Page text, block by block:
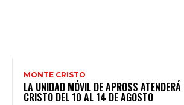
MONTE CRISTO
LA UNIDAD MÓVIL DE APROSS ATENDERÁ
CRISTO DEL 10 AL 14 DE AGOSTO